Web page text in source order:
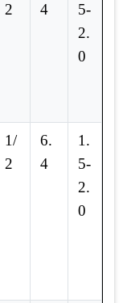
2
4
5-
2.
0
1/
2
6.
4
1.
5-
2.
0